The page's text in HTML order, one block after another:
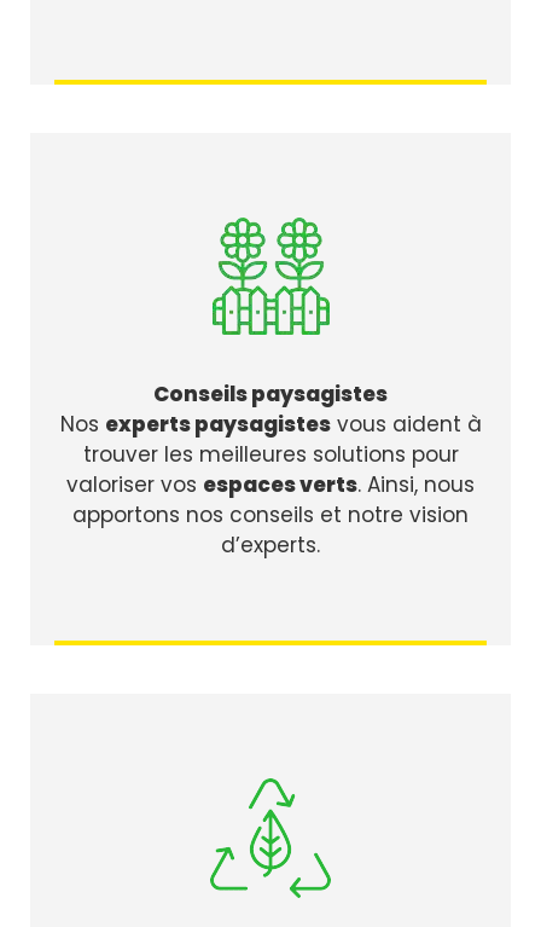
Conseils paysagistes
Nos experts paysagistesvous aident à
trouver les meilleures solutions pour
valoriser vos espaces verts. Ainsi, nous
apportons nos conseils et notre vision
d’experts.